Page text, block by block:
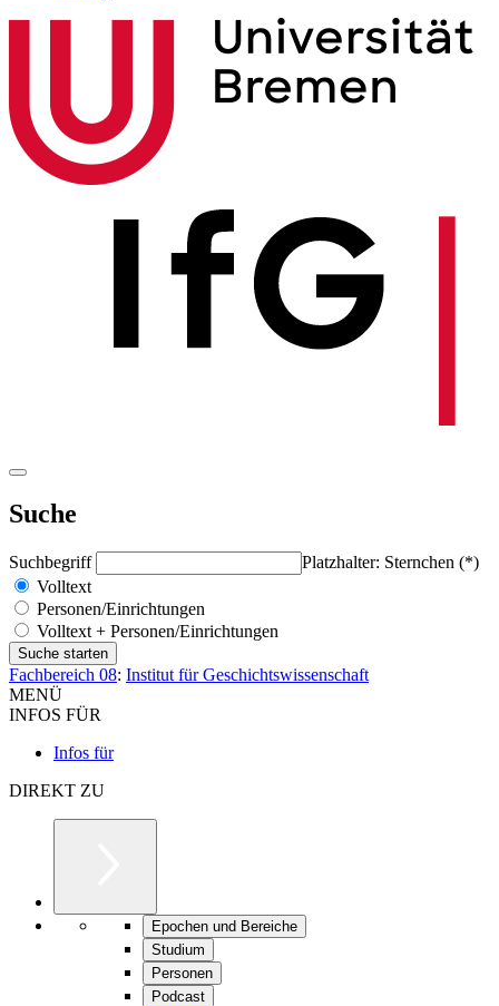
Suche
Suchbegriff
Platzhalter: Sternchen (*)
Volltext
Personen/Einrichtungen
Volltext + Personen/Einrichtungen
Fachbereich 08: Institut für Geschichtswissenschaft
MENÜ
INFOS FÜR
Infos für
DIREKT ZU
Epochen und Bereiche
Studium
Personen
Podcast